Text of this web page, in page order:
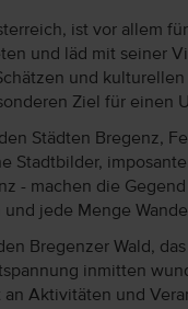
ist vor allem
und läd mit seiner
und
Ziel für einen
Städten Bregenz,
Stadtbilder,
- machen die
jede Menge
Bregenzer Wald,
inmitten
Aktivitäten und